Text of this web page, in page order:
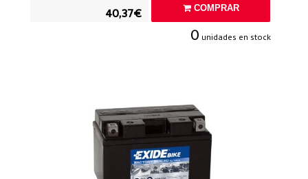
40,37€ COMPRAR
0 unidades en stock